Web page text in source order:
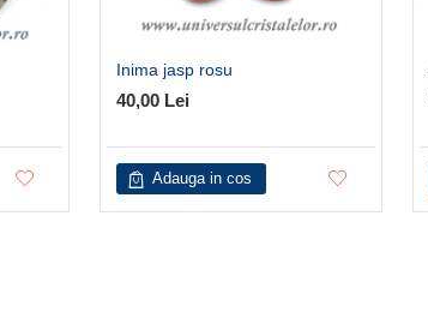
Inima jasp rosu
40,00 Lei
Adauga in cos